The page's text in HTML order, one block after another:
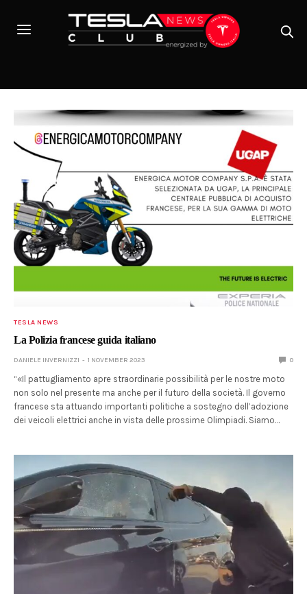
TESLA NEWS
La Polizia francese guida italiano
DANIELE INVERNIZZI 1 NOVEMBER 2023 0
“«Il pattugliamento apre straordinarie possibilità per le nostre moto
non solo nel presente ma anche per il futuro della società. Il governo
francese sta attuando importanti politiche a sostegno dell’adozione
dei veicoli elettrici anche in vista delle prossime Olimpiadi. Siamo…